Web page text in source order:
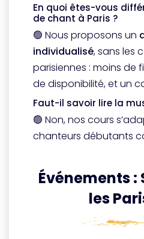
En quoi êtes-vous
de chant à Paris ?
🟢 Nous proposons un
individualisé, sans les
parisiennes : moins de
de disponibilité, et un
Faut-il savoir lire la
🟢 Non, nos cours
chanteurs débutants
Événements :
les